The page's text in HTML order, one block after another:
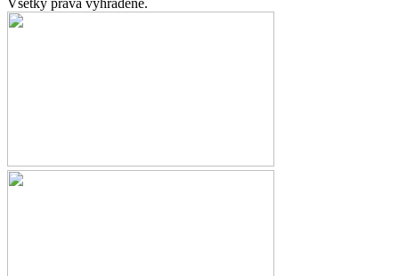
Všetky práva vyhradené.